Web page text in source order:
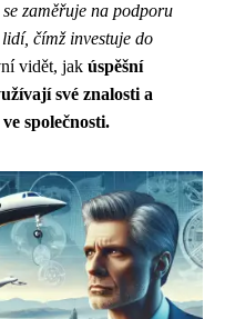
zaměřuje na podporu
čímž investuje do
vidět, jak úspěšní
své znalosti a
společnosti.